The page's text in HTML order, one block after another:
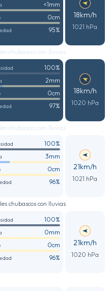
<1mm
0cm
95%
18km/h
1021 hPa
chubascos con lluvias
100%
2mm
0cm
97%
18km/h
1020 hPa
chubascos con lluvias
100%
3mm
0cm
96%
21km/h
1021 hPa
chubascos con lluvias
100%
0mm
0cm
96%
21km/h
1020 hPa